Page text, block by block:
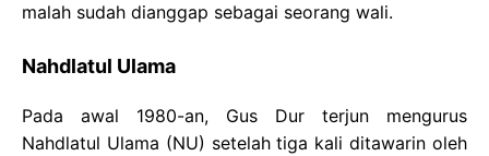
malah sudah dianggap sebagai seorang wali.
Nahdlatul Ulama
Pada awal 1980-an, Gus Dur terjun mengurus
Nahdlatul Ulama (NU) setelah tiga kali ditawarin oleh